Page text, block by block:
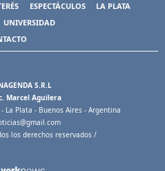
ESPECTÁCULOS
LA PLATA
UNIVERSIDAD
S.R.L
Marcel Aguilera
La Plata - Buenos Aires - Argentina
los derechos reservados /